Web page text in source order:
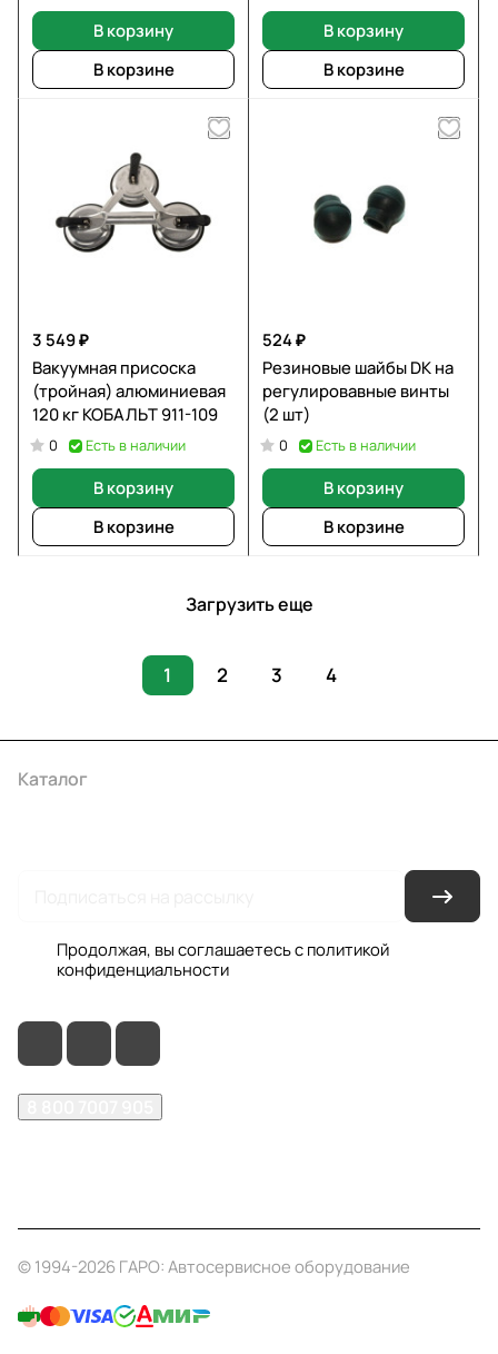
В корзину
В корзине
В корзину
В корзине
3 549 ₽
Вакуумная присоска
(тройная) алюминиевая
120 кг КОБАЛЬТ 911-109
0 Есть в наличии
В корзину
В корзине
524 ₽
Резиновые шайбы DK на
регулировавные винты
(2 шт)
0 Есть в наличии
В корзину
В корзине
Загрузить еще
1 2 3 4
Каталог
Продолжая, вы соглашаетесь с политикой
конфиденциальности
© 1994-2026 ГАРО: Автосервисное оборудование